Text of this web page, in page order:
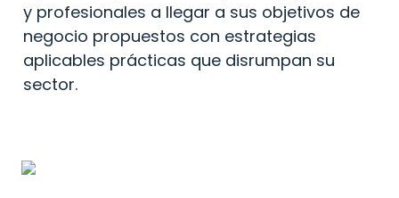
y profesionales a llegar a sus objetivos de
negocio propuestos con estrategias
aplicables prácticas que disrumpan su
sector.